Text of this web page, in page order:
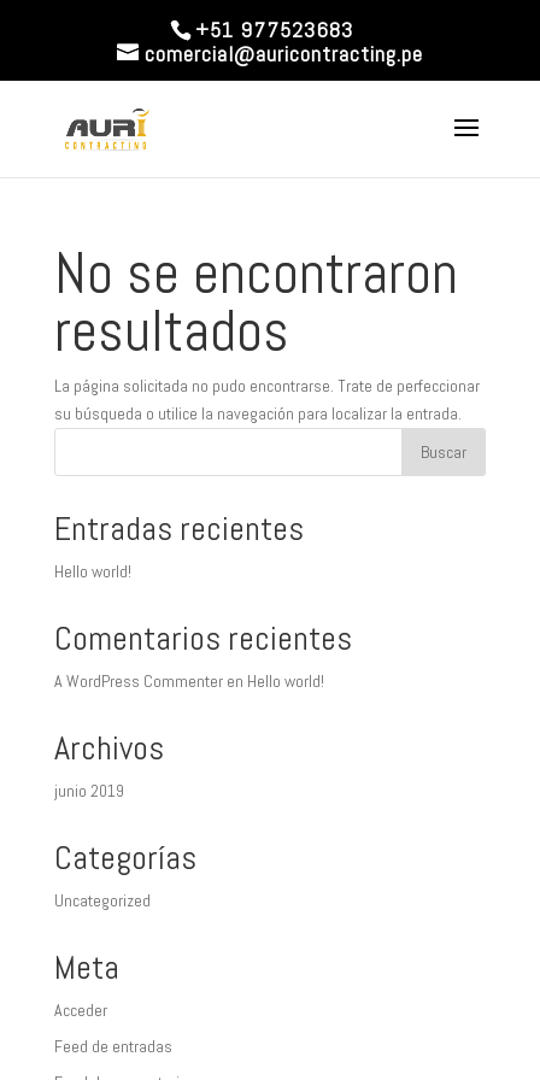
+51 977523683
comercial@auricontracting.pe
No se encontraron
resultados
La página solicitada no pudo encontrarse. Trate de perfeccionar
su búsqueda o utilice la navegación para localizar la entrada.
Entradas recientes
Hello world!
Comentarios recientes
A WordPress Commenteren Hello world!
Archivos
junio 2019
Categorías
Uncategorized
Meta
Acceder
Feed de entradas